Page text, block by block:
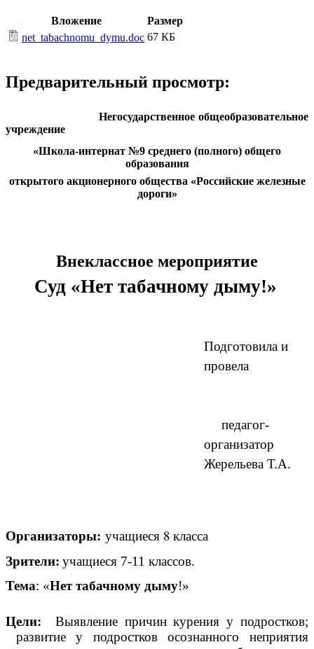
Вложение
Размер
net_tabachnomu_dymu.doc 67 КБ
Предварительный просмотр:
Негосударственное общеобразовательное
учреждение
«Школа-интернат №9 среднего (полного) общего
образования
открытого акционерного общества «Российские железные
дороги»
Внеклассное мероприятие
Суд «Нет табачному дыму!»
Подготовила и
провела
педагог-
организатор
Жерельева Т.А.
Организаторы: учащиеся 8 класса
Зрители: учащиеся 7-11 классов.
Тема: «Нет табачному дыму!»
Цели:
Выявление причин курения у подростков;
развитие у подростков осознанного неприятия